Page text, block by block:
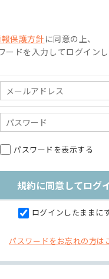
保護方針 に同意の上、
ードを入力してログインし
パスワードを表示する
ログインしたままに
パスワードをお忘れの方は